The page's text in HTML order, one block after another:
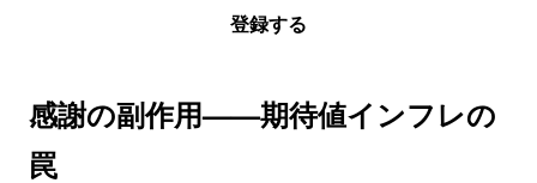
登録する
感謝の副作用——期待値インフレの
罠